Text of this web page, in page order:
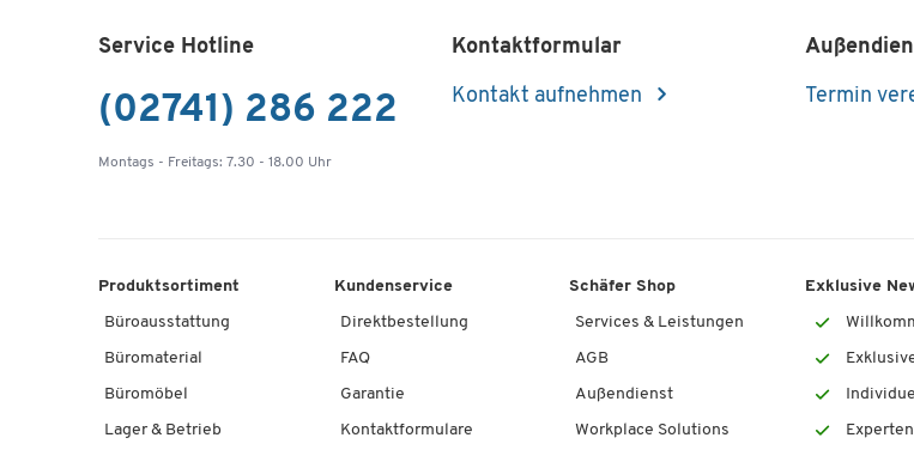
Service Hotline
(02741) 286 222
Montags - Freitags: 7.30 - 18.00 Uhr
Kontaktformular
Kontakt aufnehmen Termin
Produktsortiment
Büroausstattung
Büromaterial
Büromöbel
Lager & Betrieb
Kundenservice
Direktbestellung
FAQ
Garantie
Kontaktformulare
Schäfer Shop
Services & Leistungen
AGB
Außendienst
Workplace Solutions
Exklusive